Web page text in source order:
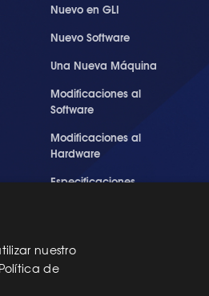
Nuevo en GLI
Nuevo Software
Una Nueva Máquina
Modificaciones al
Software
Modificaciones al
Hardware
Especificaciones
nuestro
de